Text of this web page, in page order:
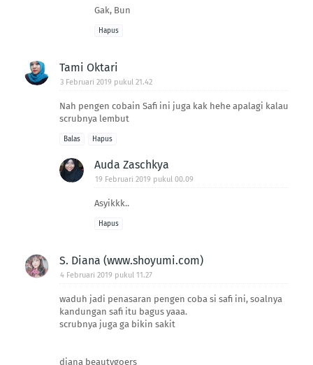
Gak, Bun
Hapus
Tami Oktari
3 Februari 2019 pukul 21.42
Nah pengen cobain Safi ini juga kak hehe apalagi kalau
scrubnya lembut
Balas Hapus
Auda Zaschkya
19 Februari 2019 pukul 00.09
Asyikkk..
Hapus
S. Diana (www.shoyumi.com)
4 Februari 2019 pukul 11.27
waduh jadi penasaran pengen coba si safi ini, soalnya
kandungan safi itu bagus yaaa.
scrubnya juga ga bikin sakit
diana beautygoers